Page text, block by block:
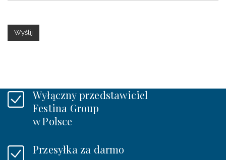
Wyślij
Wyłączny przedstawiciel
Festina Group
w Polsce
Przesyłka za darmo